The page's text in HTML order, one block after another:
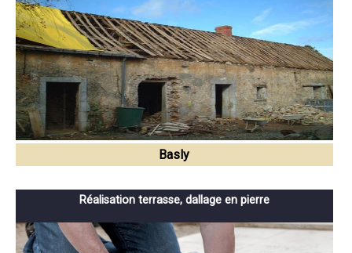
Basly
Réalisation terrasse, dallage en pierre